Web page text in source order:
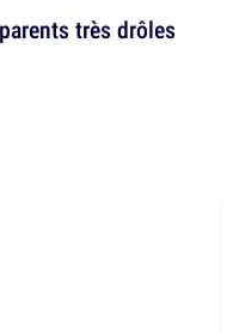
très drôles